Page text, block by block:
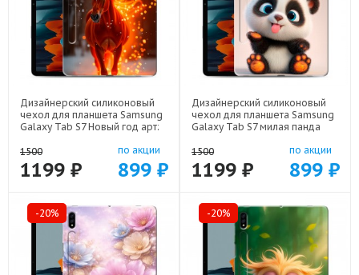
Дизайнерский силиконовый
чехол для планшета Samsung
Galaxy Tab S7 Новый год арт:
1500
1199 ₽
по акции
899 ₽
Дизайнерский силиконовый
чехол для планшета Samsung
Galaxy Tab S7 милая панда
1500
1199 ₽
по акции
899 ₽
-20% -20%